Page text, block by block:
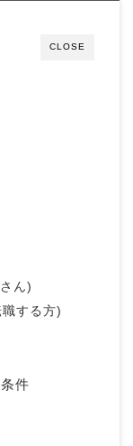
CLOSE
ん)
する方)
件